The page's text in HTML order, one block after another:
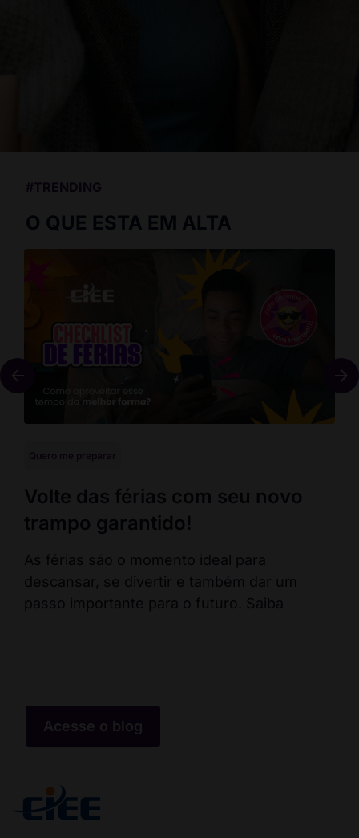
#TRENDING
O QUE ESTA EM ALTA
Volte das férias com seu novo
trampo garantido!
As férias são o momento ideal para
descansar, se divertir e também dar um
passo importante para o futuro. Saiba
Acesse o blog